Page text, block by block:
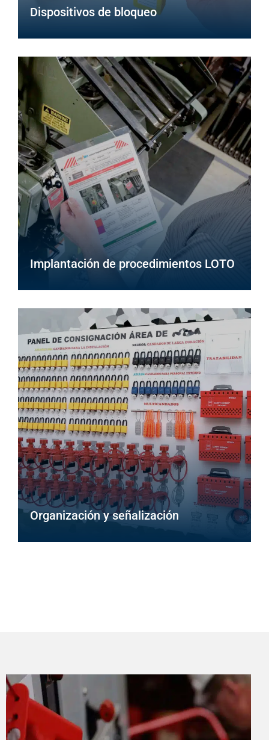
Dispositivos de bloqueo
Implantación de procedimientos LOTO
Organización y señalización